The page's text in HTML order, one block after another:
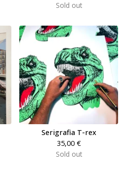
Sold out
Serigrafia T-rex
35,00 €
Sold out